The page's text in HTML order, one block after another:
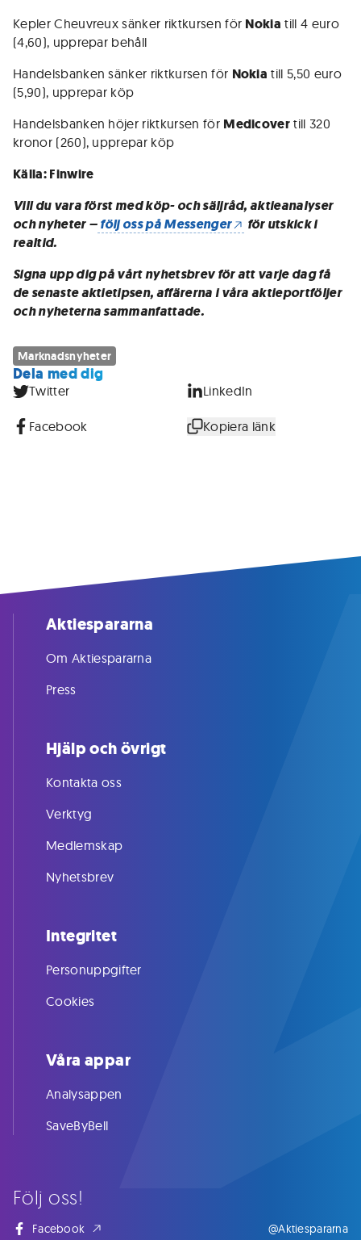
Kepler Cheuvreux sänker riktkursen för Nokia till 4 euro
(4,60), upprepar behåll
Handelsbanken sänker riktkursen för Nokia till 5,50 euro
(5,90), upprepar köp
Handelsbanken höjer riktkursen för Medicover till 320
kronor (260), upprepar köp
Källa: Finwire
Vill du vara först med köp- och säljråd, aktieanalyser
och nyheter –följ oss på Messenger
för utskick i
realtid.
Signa upp dig på vårt nyhetsbrev för att varje dag få
de senaste aktietipsen, affärerna i våra aktieportföljer
och nyheterna sammanfattade.
Marknadsnyheter
Dela med dig
Twitter LinkedIn
Facebook Kopiera länk
Följ oss!
Facebook @Aktiespararna
Aktiespararna
Om Aktiespararna
Press
Hjälp och övrigt
Kontakta oss
Verktyg
Medlemskap
Nyhetsbrev
Integritet
Personuppgifter
Cookies
Våra appar
Analysappen
SaveByBell